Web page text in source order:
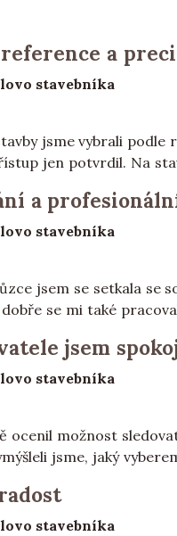
a
stavebníka
jsme vybrali
jen potvrdil. Na
a
stavebníka
jsem se setkala se
dobře se mi také
jsem
stavebníka
ocenil možnost
jsme, jaký
stavebníka